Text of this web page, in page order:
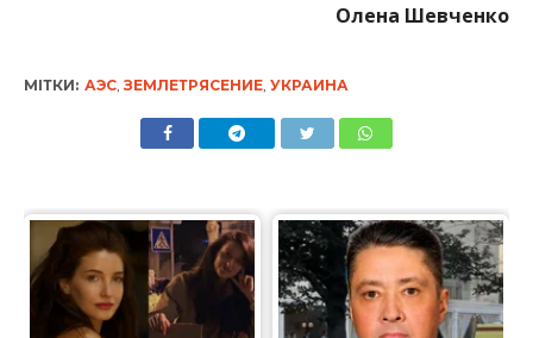
Олена Шевченко
МІТКИ: АЭС, ЗЕМЛЕТРЯСЕНИЕ, УКРАИНА